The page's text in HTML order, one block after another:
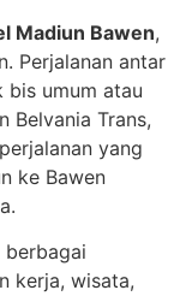
Madiun Bawen,
Perjalanan antar
umum atau
Belvania Trans,
yang
ke Bawen
kerja, wisata,